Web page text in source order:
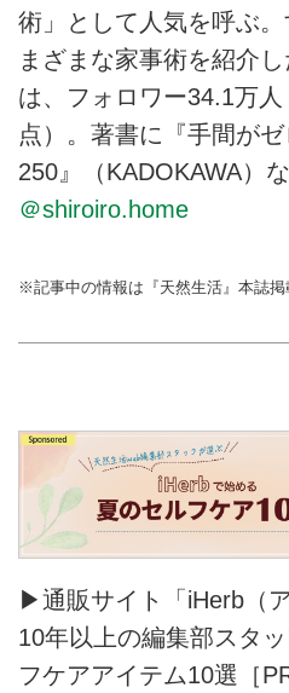
術」として人気を呼ぶ
まざまな家事術を紹介
は、フォロワー34.1万
点）。著書に『手間が
250』（KADOKAWA）
＠shiroiro.home
※記事中の情報は『天然生活』本誌掲
▶通販サイト「iHerb（
10年以上の編集部スタ
フケアアイテム10選［PR